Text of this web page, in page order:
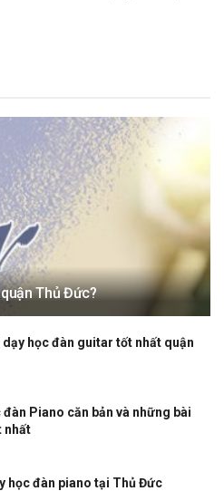
Thủ Đức?
dạy học đàn guitar tốt nhất quận
Piano căn bản và những bài
nhất
học đàn piano tại Thủ Đức